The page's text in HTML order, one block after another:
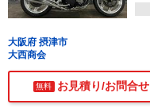
大阪府 摂津市
大西商会
無料 お見積り/お問合せ